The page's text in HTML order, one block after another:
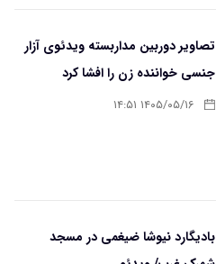
تصاویر دوربین مداربسته ویدئوی آزار
جنسی خواننده زن را افشا کرد
۱۴۰۵/۰۵/۱۶ ۱۴:۵۱
بادیگارد نیوشا ضیغمی در مسجد